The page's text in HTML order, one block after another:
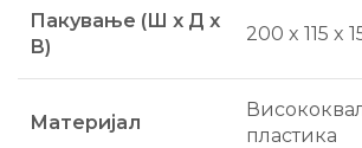
Пакување (Ш x Д x
В)
200 x 115 x
Материјал
пластика